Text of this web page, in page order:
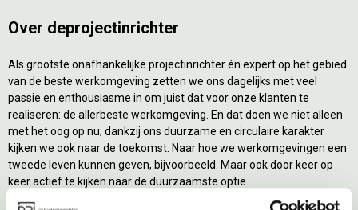
Over deprojectinrichter
Als grootste onafhankelijke projectinrichter én expert op het gebied
van de beste werkomgeving zetten we ons dagelijks met veel
passie en enthousiasme in om juist dat voor onze klanten te
realiseren: de allerbeste werkomgeving. En dat doen we niet alleen
met het oog op nu; dankzij ons duurzame en circulaire karakter
kijken we ook naar de toekomst. Naar hoe we werkomgevingen een
tweede leven kunnen geven, bijvoorbeeld. Maar ook door keer op
keer actief te kijken naar de duurzaamste optie.